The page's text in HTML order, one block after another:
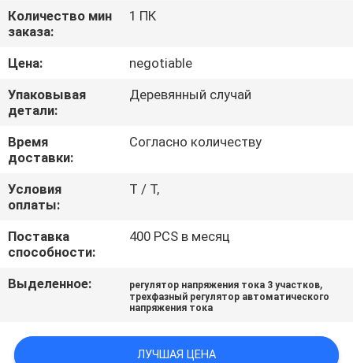
КОНТРОЛЬ
КАЧЕСТВА
СВЯЖИТЕСЬ
С
НАМИ
ЗАПРОСИТЕ
ЦИТАТУ
НОВОСТИ
Количество мин
заказа:
1 ПК
Цена:
negotiable
Упаковывая
детали:
Деревянный случай
Время
доставки:
Согласно количеству
Условия
оплаты:
T / T,
Поставка
способности:
400 PCS в месяц
Выделенное: регулятор напряжения тока 3 участков,
трехфазный регулятор автоматического
напряжения тока
ЛУЧШАЯ ЦЕНА